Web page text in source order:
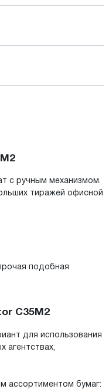
с ручным механизмом.
тиражей офисной
подобная
C35M2
для использования
агентствах,
ассортиментом бумаг: